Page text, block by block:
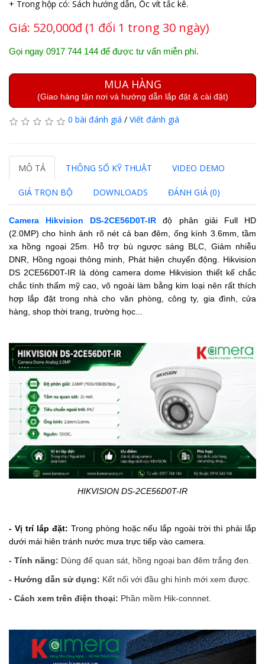
+ Trong hộp có: Sách hướng dẫn, Ốc vít tắc kê.
Giá: 520,000đ (1 đổi 1 trong 30 ngày)
Gọi ngay 0917 744 144 để được tư vấn miễn phí.
MUA HÀNG
(Giao hàng tận nơi và hướng dẫn lắp đặt & cài đặt)
0 bài đánh giá / Viết đánh giá
MÔ TẢ THÔNG SỐ KỸ THUẬT VIDEO DEMO
GIÁ TRỌN BỘ DOWNLOADS ĐÁNH GIÁ (0)
Camera Hikvision DS-2CE56D0T-IR
độ phân giải Full HD
(2.0MP) cho hình ảnh rõ nét cả ban đêm, ống kính 3.6mm, tầm
xa hồng ngoại 25m. Hỗ trợ bù ngược sáng BLC, Giảm nhiễu
DNR, Hồng ngoại thông minh, Phát hiện chuyển động. Hikvision
DS 2CE56D0T-IR là dòng camera dome Hikvision thiết kế chắc
chắc tính thẩm mỹ cao, võ ngoài làm bằng kim loại nên rất thích
hợp lắp đặt trong nhà cho văn phòng, công ty, gia đình, cửa
hàng, shop thời trang, trường học...
HIKVISION DS-2CE56D0T-IR
- Vị trí lắp đặt: Trong phòng hoặc nếu lắp ngoài trời thì phải lắp
dưới mái hiên tránh nước mưa trực tiếp vào camera.
- Tính năng: Dùng để quan sát, hồng ngoại ban đêm trắng đen.
- Hướng dẫn sử dụng: Kết nối với đầu ghi hình mới xem được.
- Cách xem trên điện thoại: Phần mềm Hik-connnet.